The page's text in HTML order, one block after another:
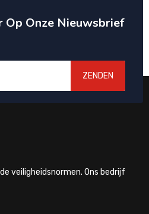
Op Onze Nieuwsbrief
ZENDEN
veiligheidsnormen. Ons bedrijf